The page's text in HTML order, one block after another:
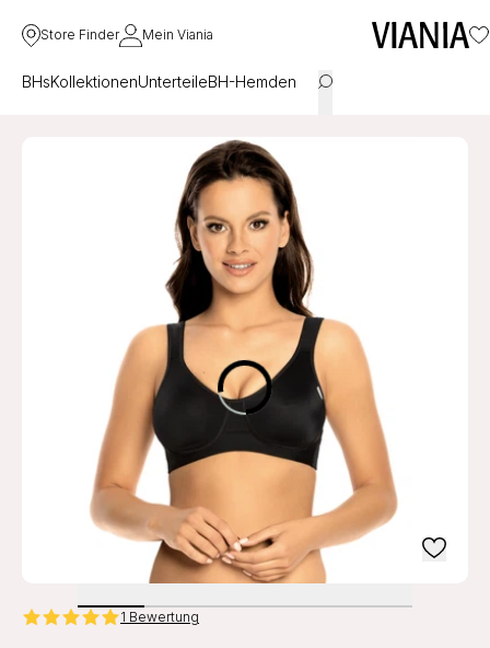
Store Finder Mein Viania
BHsKollektionenUnterteileBH-Hemden
1 Bewertung